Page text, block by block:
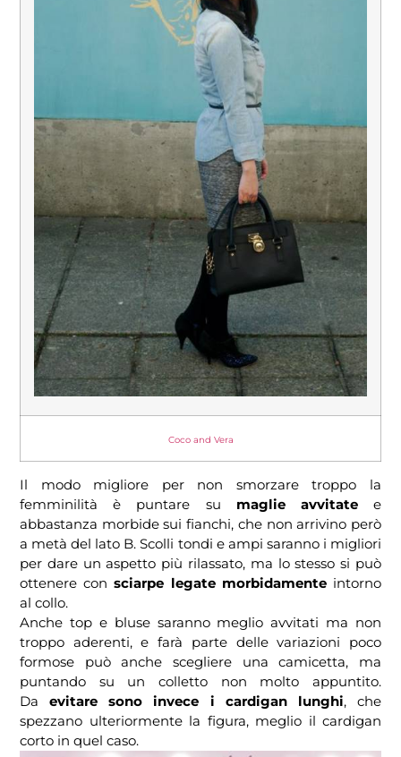
Coco and Vera
Il modo migliore per non smorzare troppo la
femminilità è puntare su maglie avvitatee
abbastanza morbide sui fianchi, che non arrivino però
a metà del lato B. Scolli tondi e ampi saranno i migliori
per dare un aspetto più rilassato, ma lo stesso si può
ottenere consciarpe legate morbidamenteintorno
al collo.
Anche top e bluse saranno meglio avvitati ma non
troppo aderenti, e farà parte delle variazioni poco
formose può anche scegliere una camicetta, ma
puntando su un colletto non molto appuntito.
Daevitare sono invece i cardigan lunghi, che
spezzano ulteriormente la figura, meglio il cardigan
corto in quel caso.